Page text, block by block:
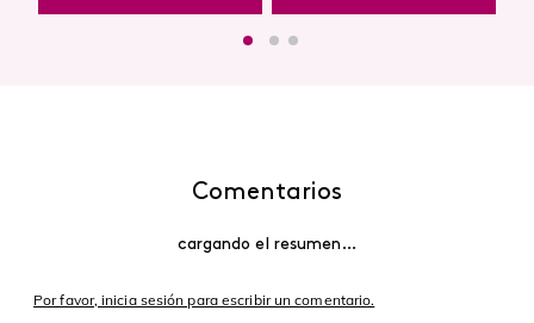
Comentarios
cargando el resumen…
Por favor, inicia sesión para escribir un comentario.